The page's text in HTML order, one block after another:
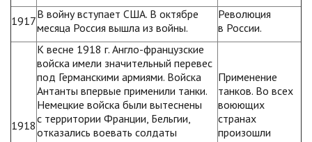
1917В войну вступает США. В октябре
месяца Россия вышла из войны.
Революция
в России.
1918
К весне 1918 г. Англо-французские
войска имели значительный перевес
под Германскими армиями. Войска
Антанты впервые применили танки.
Немецкие войска были вытеснены
с территории Франции, Бельгии,
отказались воевать солдаты
Применение
танков. Во всех
воюющих
странах
произошли